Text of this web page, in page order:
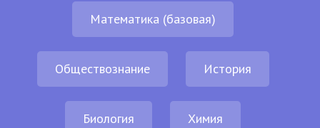
Математика (базовая)
Обществознание История
Биология Химия